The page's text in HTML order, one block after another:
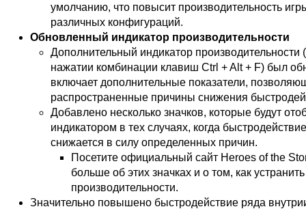
умолчанию, что повысит производительность
различных конфигураций.
Обновленный индикатор производительности
Дополнительный индикатор
нажатии комбинации клавиш Ctrl + Alt + F) был
включает дополнительные показатели,
распространенные причины снижения
Добавлено несколько значков, которые будут
индикатором в тех случаях, когда
снижается в силу определенных причин.
Посетите официальный сайт Heroes of the
больше об этих значках и о том, как
производительности.
Значительно повышено быстродействие ряда